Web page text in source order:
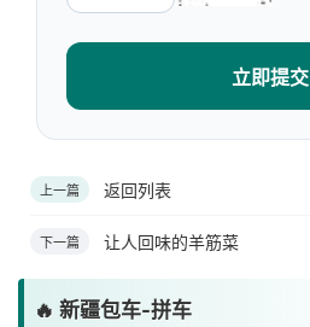
立即提交
上一篇 返回列表
下一篇 让人回味的羊筋菜
🔥 新疆包车-拼车